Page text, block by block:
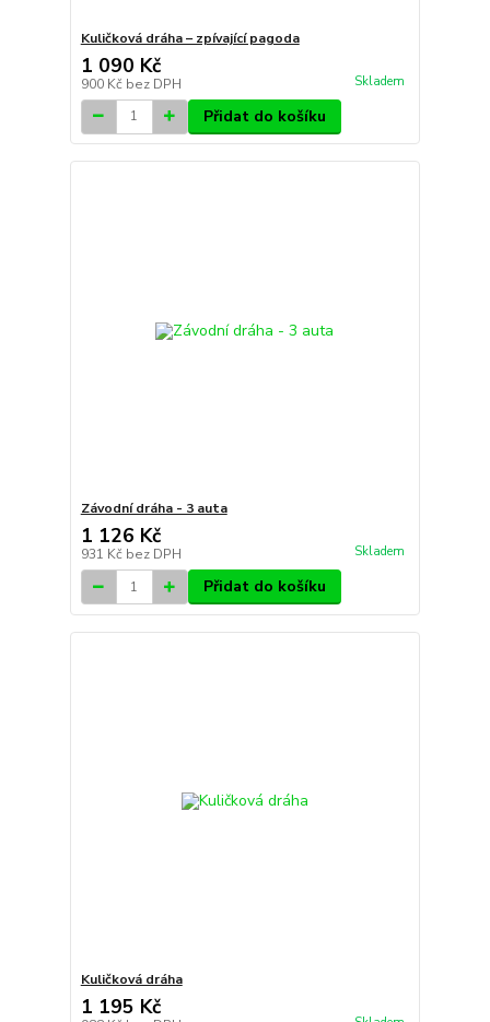
Kuličková dráha – zpívající pagoda
1 090 Kč
900 Kč bez DPH Skladem
Přidat do košíku
Závodní dráha - 3 auta
1 126 Kč
931 Kč bez DPH Skladem
Přidat do košíku
Kuličková dráha
1 195 Kč